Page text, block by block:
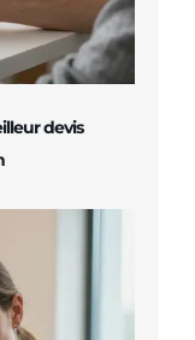
devis